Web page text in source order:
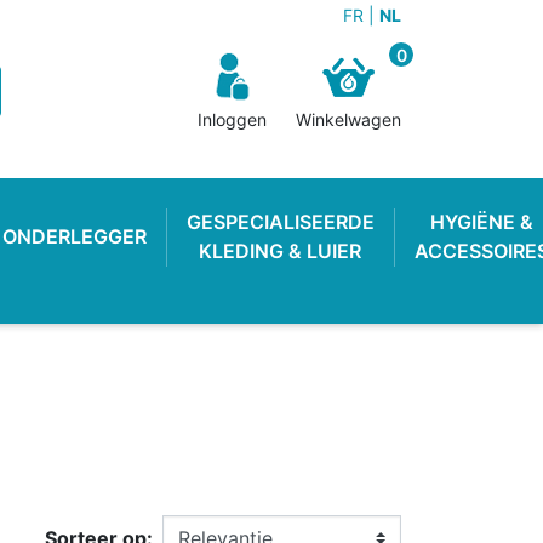
FR NL
Inloggen
0
Winkelwagen
ONDERLEGGER
GESPECIALISEERDE
KLEDING & LUIER
LUIER
ZWEMLUIER
HYGIËNE &
LUIEREMMER
BROEKJE
OEFENBROEKJE
Sorteer op: